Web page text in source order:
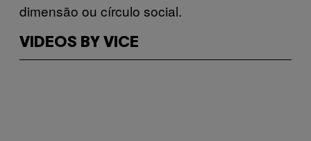
dimensão ou círculo social.
VIDEOS BY VICE